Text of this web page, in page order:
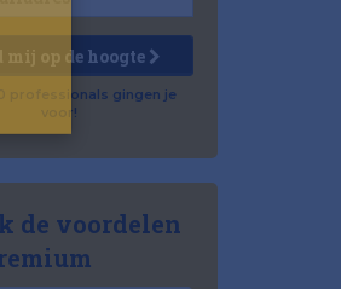
mij op de hoogte
professionals gingen je
voor!
de voordelen